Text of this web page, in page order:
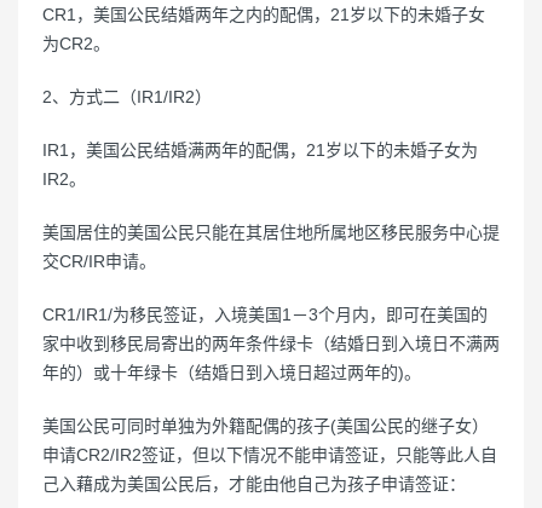
CR1，美国公民结婚两年之内的配偶，21岁以下的未婚子女
为CR2。
2、方式二（IR1/IR2）
IR1，美国公民结婚满两年的配偶，21岁以下的未婚子女为
IR2。
美国居住的美国公民只能在其居住地所属地区移民服务中心提
交CR/IR申请。
CR1/IR1/为移民签证，入境美国1－3个月内，即可在美国的
家中收到移民局寄出的两年条件绿卡（结婚日到入境日不满两
年的）或十年绿卡（结婚日到入境日超过两年的)。
美国公民可同时单独为外籍配偶的孩子(美国公民的继子女）
申请CR2/IR2签证，但以下情况不能申请签证，只能等此人自
己入藉成为美国公民后，才能由他自己为孩子申请签证：